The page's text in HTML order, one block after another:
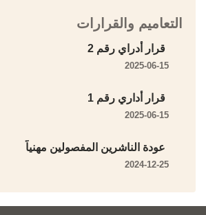
التعاميم والقرارات
قرار أدراي رقم 2
2025-06-15
قرار أداري رقم 1
2025-06-15
عودة الناشرين المفصولين مهنياً
2024-12-25